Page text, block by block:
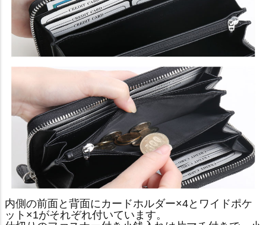
内側の前面と背面にカードホルダー×4とワイドポケ
ット×1がそれぞれ付いています。